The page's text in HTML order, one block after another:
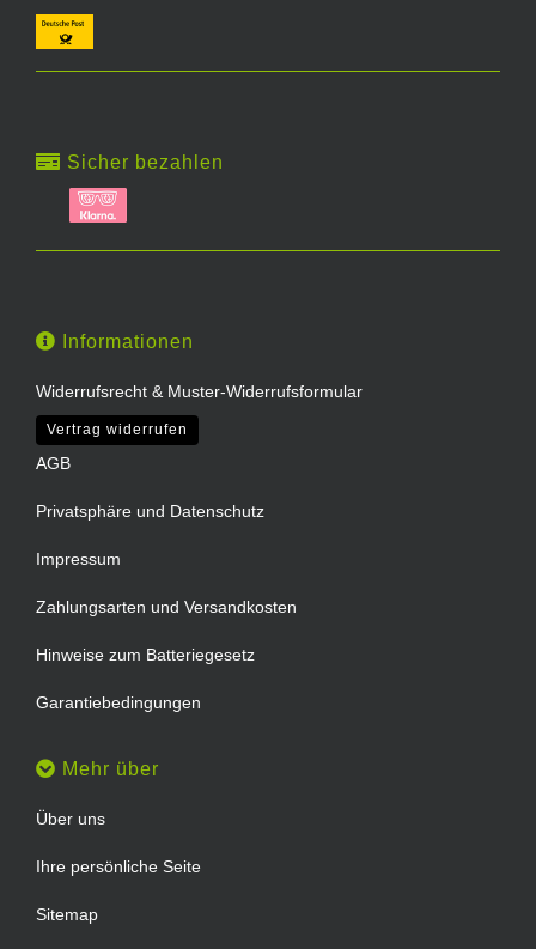
Sicher bezahlen
Informationen
Widerrufsrecht & Muster-Widerrufsformular
Vertrag widerrufen
AGB
Privatsphäre und Datenschutz
Impressum
Zahlungsarten und Versandkosten
Hinweise zum Batteriegesetz
Garantiebedingungen
Mehr über
Über uns
Ihre persönliche Seite
Sitemap